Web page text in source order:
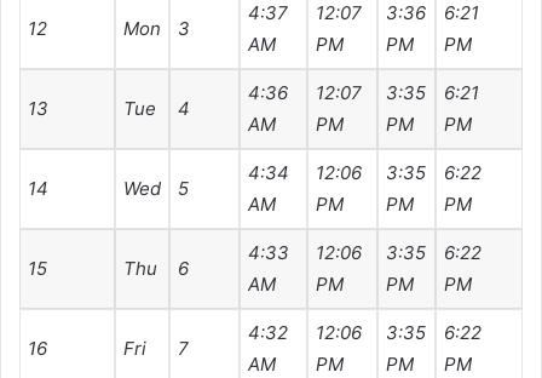
12 Mon 3
4:37
AM
12:07
PM
3:36
PM
6:21
PM
13 Tue 4
4:36
AM
12:07
PM
3:35
PM
6:21
PM
14 Wed 5
4:34
AM
12:06
PM
3:35
PM
6:22
PM
15 Thu 6
4:33
AM
12:06
PM
3:35
PM
6:22
PM
16 Fri 7
4:32
AM
12:06
PM
3:35
PM
6:22
PM